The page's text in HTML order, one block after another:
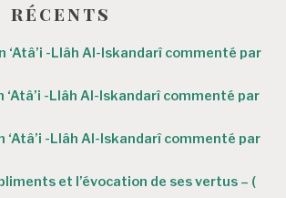
‘Atâ’i -Llâh Al-Iskandarî commenté par
‘Atâ’i -Llâh Al-Iskandarî commenté par
‘Atâ’i -Llâh Al-Iskandarî commenté par
et l’évocation de ses vertus – (